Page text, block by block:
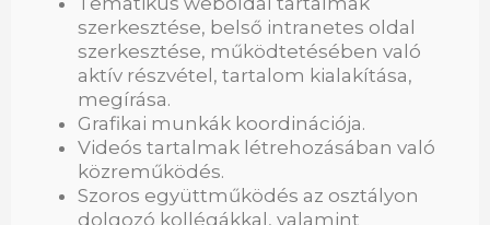
szerkesztése, belső intranetes oldal
szerkesztése, működtetésében való
aktív részvétel, tartalom kialakítása,
megírása.
Grafikai munkák koordinációja.
Videós tartalmak létrehozásában való
közreműködés.
Szoros együttműködés az osztályon
dolgozó kollégákkal, valamint